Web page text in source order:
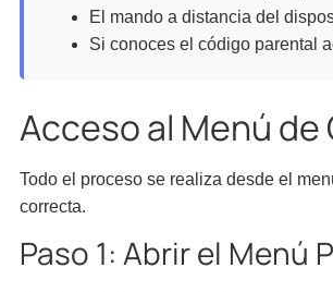
El mando a distancia del
Si conoces el código parental
Acceso al Menú
Todo el proceso se realiza desde el
correcta.
Paso 1: Abrir el Menú